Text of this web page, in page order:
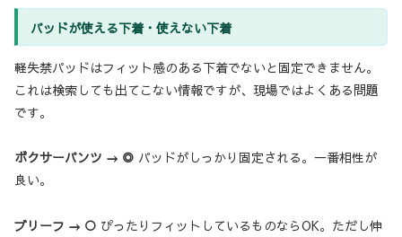
パッドが使える下着・使えない下着
軽失禁パッドはフィット感のある下着でないと固定できません。
これは検索しても出てこない情報ですが、現場ではよくある問題
です。
ボクサーパンツ → ◎ パッドがしっかり固定される。一番相性が
良い。
ブリーフ → ○ ぴったりフィットしているものならOK。ただし伸